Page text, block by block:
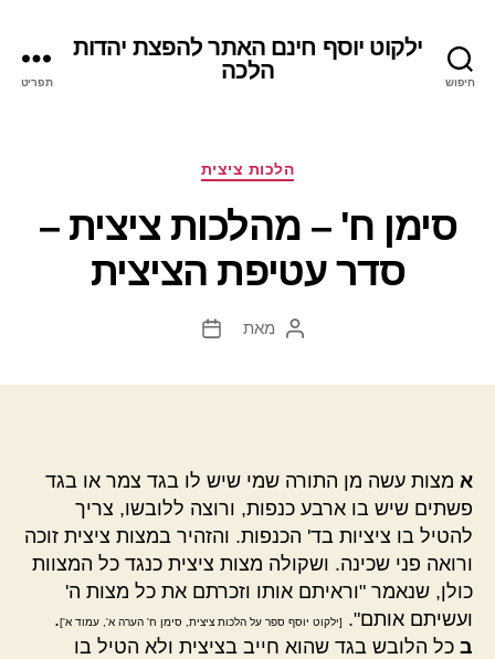
חיפוש
ילקוט יוסף חינם האתר להפצת יהדות
הלכה
תפריט
קטגוריות
הלכות ציצית
סימן ח' – מהלכות ציצית –
סדר עטיפת הציצית
המחבר
מאת
תאריך
א מצות עשה מן התורה שמי שיש לו בגד צמר או בגד
פשתים שיש בו ארבע כנפות, ורוצה ללובשו, צריך
להטיל בו ציציות בד' הכנפות. והזהיר במצות ציצית זוכה
ורואה פני שכינה. ושקולה מצות ציצית כנגד כל המצוות
כולן, שנאמר "וראיתם אותו וזכרתם את כל מצות ה'
ועשיתם אותם".
[ילקוט יוסף ספר על הלכות ציצית, סימן ח' הערה א', עמוד א'].
ב כל הלובש בגד שהוא חייב בציצית ולא הטיל בו